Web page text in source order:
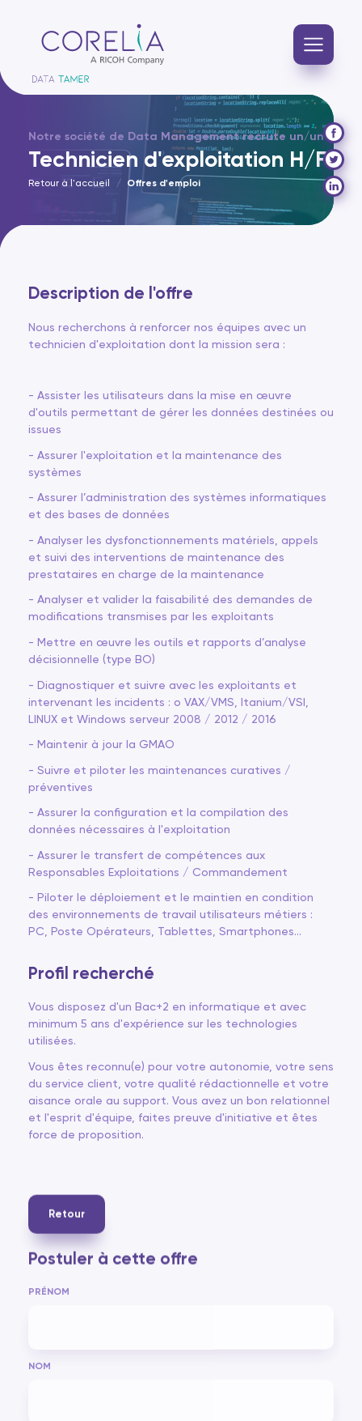
Notre société de Data Management recrute un/une
Technicien d'exploitation H/F
Retour à l'accueil Offres d'emploi
Description de l'offre
Nous recherchons à renforcer nos équipes avec un
technicien d'exploitation dont la mission sera :
- Assister les utilisateurs dans la mise en œuvre
d'outils permettant de gérer les données destinées ou
issues
- Assurer l'exploitation et la maintenance des
systèmes
- Assurer l’administration des systèmes informatiques
et des bases de données
- Analyser les dysfonctionnements matériels, appels
et suivi des interventions de maintenance des
prestataires en charge de la maintenance
- Analyser et valider la faisabilité des demandes de
modifications transmises par les exploitants
- Mettre en œuvre les outils et rapports d’analyse
décisionnelle (type BO)
- Diagnostiquer et suivre avec les exploitants et
intervenant les incidents : o VAX/VMS, Itanium/VSI,
LINUX et Windows serveur 2008 / 2012 / 2016
- Maintenir à jour la GMAO
- Suivre et piloter les maintenances curatives /
préventives
- Assurer la configuration et la compilation des
données nécessaires à l'exploitation
- Assurer le transfert de compétences aux
Responsables Exploitations / Commandement
- Piloter le déploiement et le maintien en condition
des environnements de travail utilisateurs métiers :
PC, Poste Opérateurs, Tablettes, Smartphones…
Profil recherché
Vous disposez d'un Bac+2 en informatique et avec
minimum 5 ans d'expérience sur les technologies
utilisées.
Vous êtes reconnu(e) pour votre autonomie, votre sens
du service client, votre qualité rédactionnelle et votre
aisance orale au support. Vous avez un bon relationnel
et l'esprit d'équipe, faites preuve d'initiative et êtes
force de proposition.
Retour
Postuler à cette offre
PRÉNOM
NOM